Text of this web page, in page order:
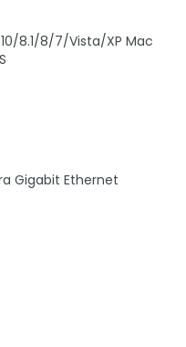
8.1/8/7/Vista/XP Mac
Gigabit Ethernet